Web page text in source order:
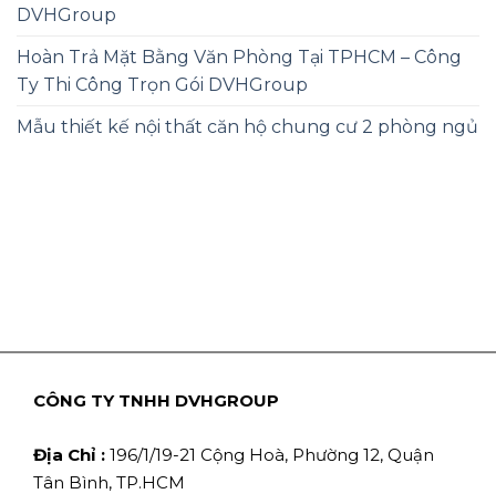
DVHGroup
Hoàn Trả Mặt Bằng Văn Phòng Tại TPHCM – Công
Ty Thi Công Trọn Gói DVHGroup
Mẫu thiết kế nội thất căn hộ chung cư 2 phòng ngủ
CÔNG TY TNHH DVHGROUP
Địa Chỉ :196/1/19-21 Cộng Hoà, Phường 12, Quận
Tân Bình, TP.HCM